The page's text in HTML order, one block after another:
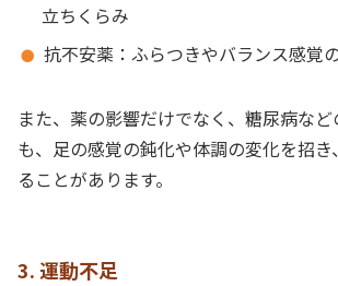
立ちくらみ
抗不安薬：ふらつきやバランス感覚
また、薬の影響だけでなく、糖尿病な
も、足の感覚の鈍化や体調の変化を招
ることがあります。
3. 運動不足